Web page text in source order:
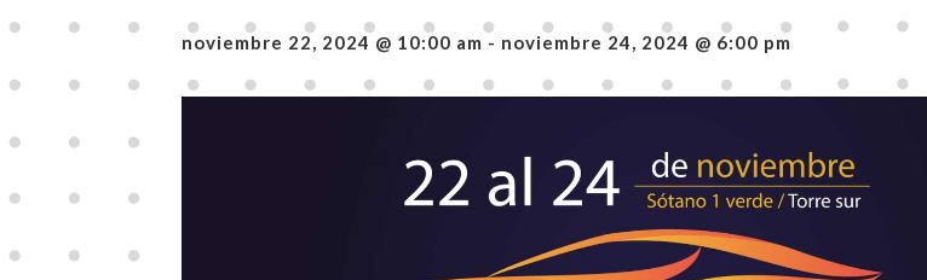
noviembre 22, 2024 @ 10:00 am - noviembre 24, 2024 @ 6:00 pm